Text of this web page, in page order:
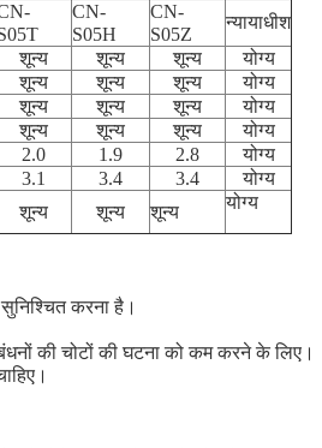
CN-
S05H
CN-
S05Z
न्यायाधीश
शून्य शून्य शून्य
योग्य
शून्य शून्य शून्य
योग्य
शून्य शून्य शून्य
योग्य
शून्य शून्य शून्य
योग्य
2.0 1.9 2.8
योग्य
3.1 3.4 3.4
योग्य
शून्य शून्य शून्य योग्य
करना है।
की चोटों की घटना को कम करने के लिए।